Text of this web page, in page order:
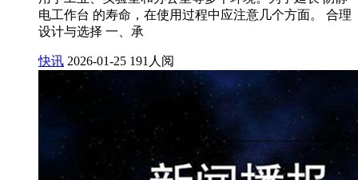
电工作台 的寿命，在使用过程中应注意几个方面。 合理
设计与选择 一、承
快讯 2026-01-25 191人阅